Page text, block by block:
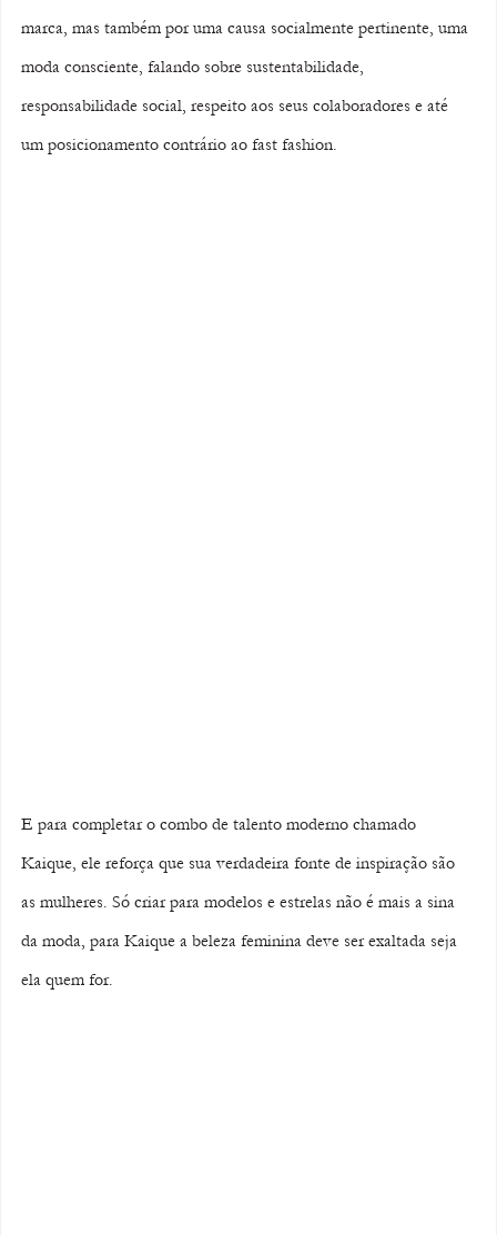
marca, mas também por uma causa socialmente pertinente, uma
moda consciente, falando sobre sustentabilidade,
responsabilidade social, respeito aos seus colaboradores e até
um posicionamento contrário ao fast fashion.
E para completar o combo de talento moderno chamado
Kaique, ele reforça que sua verdadeira fonte de inspiração são
as mulheres. Só criar para modelos e estrelas não é mais a sina
da moda, para Kaique a beleza feminina deve ser exaltada seja
ela quem for.